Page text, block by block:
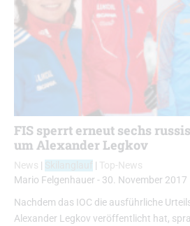
FIS sperrt erneut sechs
um Alexander Legkov
News | | Top-News
Mario Felgenhauer - 30. November 2017
Nachdem das IOC die ausführliche
Alexander Legkov veröffentlicht hat,